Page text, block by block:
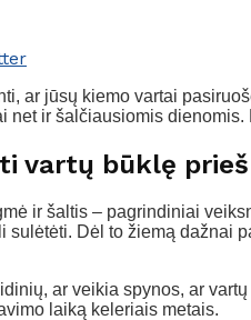
ar jūsų kiemo vartai
net ir šalčiausiomis
vartų būklę
ir šaltis – pagrindiniai
sulėtėti. Dėl to žiemą dažnai
ar veikia spynos, ar
laiką keleriais metais.